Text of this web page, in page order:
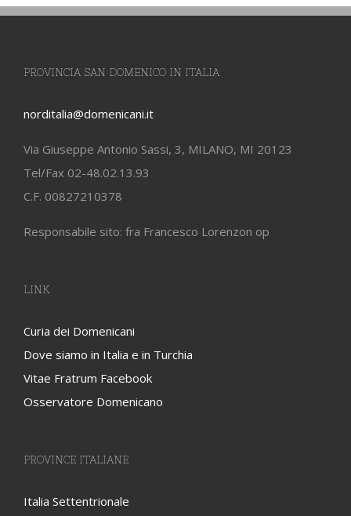
PROVINCIA SAN DOMENICO IN ITALIA
norditalia@domenicani.it
Via Giuseppe Antonio Sassi, 3, MILANO, MI 20123
Tel/Fax 02-48.02.13.93
C.F. 00827210378
Responsabile sito: fra Francesco Lorenzon op
LINK
Curia dei Domenicani
Dove siamo in Italia e in Turchia
Vitae Fratrum Facebook
Osservatore Domenicano
PROVINCE ITALIANE
Italia Settentrionale